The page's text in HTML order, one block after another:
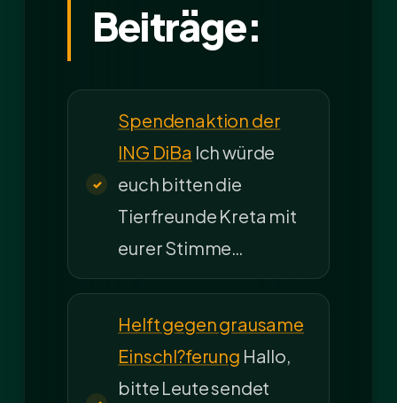
Beiträge:
Spendenaktion der
ING DiBa Ich würde
euch bitten die
Tierfreunde Kreta mit
eurer Stimme…
Helft gegen grausame
Einschl?ferung Hallo,
bitte Leute sendet